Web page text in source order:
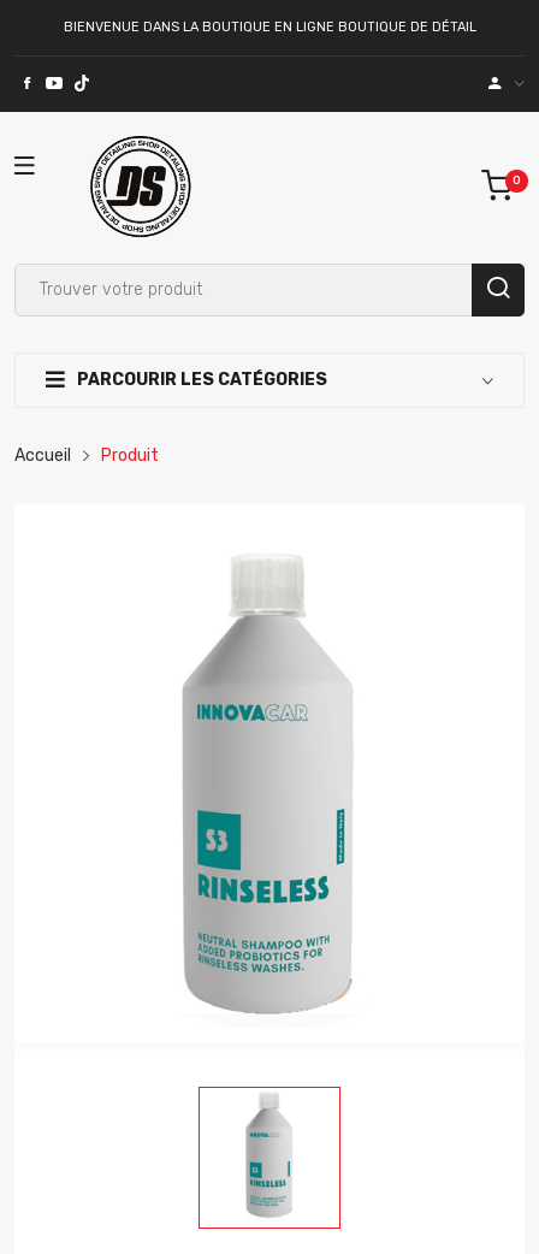
BIENVENUE DANS LA BOUTIQUE EN LIGNE BOUTIQUE DE DÉTAIL
PARCOURIR LES CATÉGORIES
Accueil Produit